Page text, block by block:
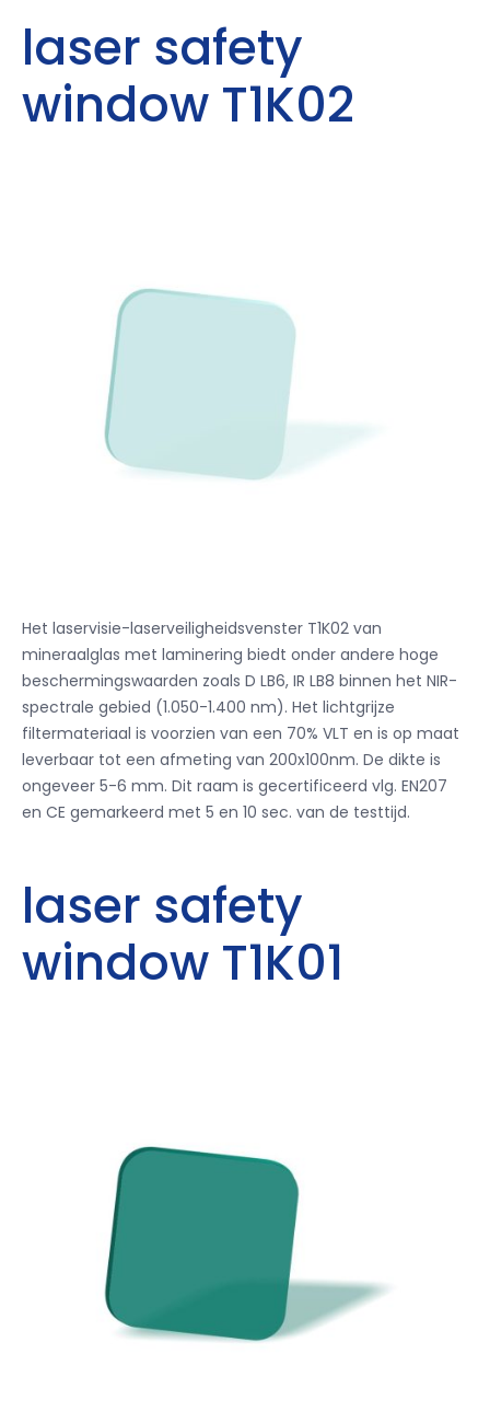
laser safety
window T1K02
Het laservisie-laserveiligheidsvenster T1K02 van
mineraalglas met laminering biedt onder andere hoge
beschermingswaarden zoals D LB6, IR LB8 binnen het NIR-
spectrale gebied (1.050-1.400 nm). Het lichtgrijze
filtermateriaal is voorzien van een 70% VLT en is op maat
leverbaar tot een afmeting van 200x100nm. De dikte is
ongeveer 5-6 mm. Dit raam is gecertificeerd vlg. EN207
en CE gemarkeerd met 5 en 10 sec. van de testtijd.
laser safety
window T1K01